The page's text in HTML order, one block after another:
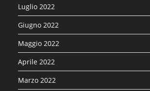
Luglio 2022
Giugno 2022
Maggio 2022
Aprile 2022
Marzo 2022